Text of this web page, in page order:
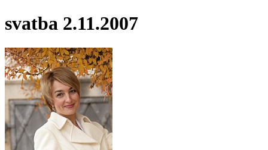
svatba 2.11.2007